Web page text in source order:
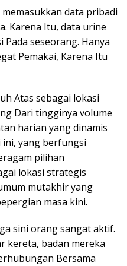
data pribadi
Karena Itu, data urine
seseorang. Hanya
Pemakai, Karena Itu
Atas sebagai lokasi
Dari tingginya volume
harian yang dinamis
ini, yang berfungsi
pilihan
lokasi strategis
mutakhir yang
masa kini.
sini orang sangat aktif.
kereta, badan mereka
Bersama